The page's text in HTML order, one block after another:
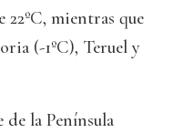
22ºC, mientras que
(-1ºC), Teruel y
la Península